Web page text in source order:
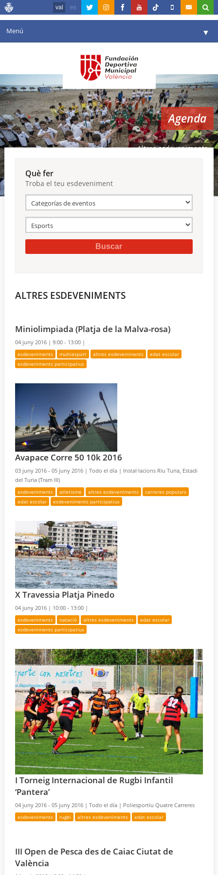
val es
Menú ▼
Agenda
Instal·lacions ▼
Comunicació ▼
València en esport ▼
Reserves
Agenda
Altres esdeveniments
Què fer
Troba el teu esdeveniment
ALTRES ESDEVENIMENTS
Miniolimpiada (Platja de la Malva-rosa)
04 juny 2016 |9:00 - 13:00 |
esdeveniments multiesport altres esdeveniments
edat escolar
esdeveniments participatius
Avapace Corre 50 10k 2016
03 juny 2016 - 05 juny 2016 |Todo el día | Instal·lacions Riu Turia, Estadi
del Turia (Tram III)
esdeveniments atletisme altres esdeveniments
carreres populars
edat escolar
esdeveniments participatius
X Travessia Platja Pinedo
04 juny 2016 | 10:00 - 13:00 |
esdeveniments natació altres esdeveniments
edat escolar
esdeveniments participatius
I Torneig Internacional de Rugbi Infantil
‘Pantera’
04 juny 2016 - 05 juny 2016 |Todo el día | Poliesportiu Quatre Carreres
esdeveniments rugbi altres esdeveniments edat escolar
III Open de Pesca des de Caiac Ciutat de
València